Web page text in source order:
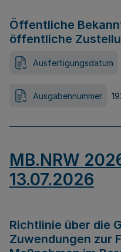
Öffentliche
öffentliche
Ausfertigungsdatum
Ausgabennummer
MB.NRW
13.07.2026
Richtlinie über die
Zuwendungen zur